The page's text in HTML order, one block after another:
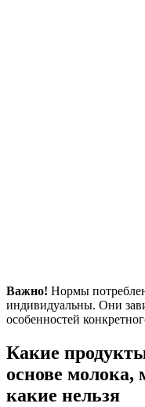
Важно! Нормы
индивидуальны. Они
особенностей
Какие
основе молока,
какие нельзя